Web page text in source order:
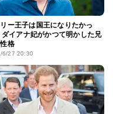
ー王子は国王になりたかっ
イアナ妃がかつて明かした兄
格
6/27 20:30